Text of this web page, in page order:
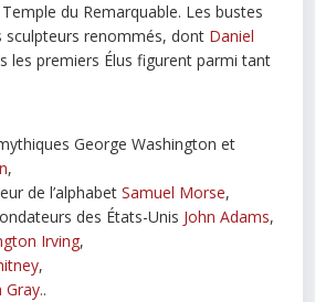
du Remarquable. Les bustes
sculpteurs renommés, dont Daniel
les premiers Élus figurent parmi tant
George Washington et
,
de l’alphabetSamuel Morse,
des États-Unis John Adams,
Irving,
,
Gray..